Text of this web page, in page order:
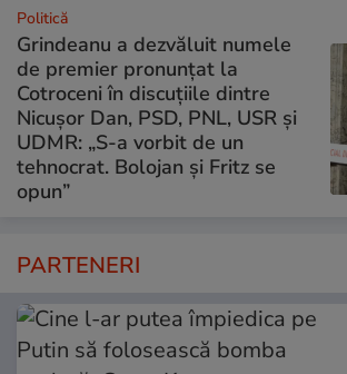
Politică
Grindeanu a dezvăluit numele
de premier pronunțat la
Cotroceni în discuțiile dintre
Nicușor Dan, PSD, PNL, USR și
UDMR: „S-a vorbit de un
tehnocrat. Bolojan și Fritz se
opun”
PARTENERI